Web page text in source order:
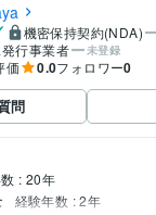
機密保持契約(NDA)
行事業者 未登録
価 0.0フォロワー0
問
: 20年
経験年数 : 2年